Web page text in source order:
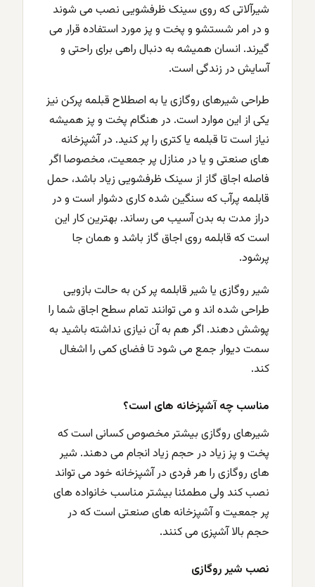
شیرآلاتی که روی سینک ظرفشویی نصب می شوند
و در امر شستشو و پخت و پز مورد استفاده قرار می
گیرند. انسان همیشه به دنبال راهی برای راحتی و
آسایش در زندگی است.
طراحی شیرهای روگازی یا به اصطلاح قبلمه پرکن نیز
یکی از این موارد است. در هنگام پخت و پز همیشه
نیاز است تا قبلمه یا کتری را پر کنید. در آشپزخانه
های صنعتی و یا در منازل پر جمعیت، مخصوصا اگر
فاصله اجاق گاز از سینک ظرفشویی زیاد باشد، حمل
قابلمه پرآب که سنگین شده کاری دشوار است و در
دراز مدت به بدن آسیب می رساند. بهترین کار این
است که قابلمه روی اجاق گاز باشد و همان جا
پرشود.
شیر روگازی یا شیر قابلمه پر کن به حالت بازویی
طراحی شده اند و می توانند تمام سطح اجاق شما را
پوشش دهند. اگر هم به آن نیازی نداشته باشید به
سمت دیوار جمع می شود تا فضای کمی را اشغال
کند.
مناسب چه آشپزخانه های است؟
شیرهای روگازی بیشتر مخصوص کسانی است که
پخت و پز زیاد در حجم زیاد انجام می دهند. شیر
های روگازی را هر فردی در آشپزخانه خود می تواند
نصب کند ولی مطمئنا بیشتر مناسب خانواده های
پر جمعیت و آشپزخانه های صنعتی است که در
حجم بالا آشپزی می کنند.
نصب شیر روگازی